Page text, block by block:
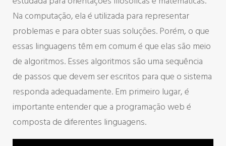
Na computação, ela é utilizada para representar
problemas e para obter suas soluções. Porém, o que
essas linguagens têm em comum é que elas são meio
de algoritmos. Esses algoritmos são uma sequência
de passos que devem ser escritos para que o sistema
responda adequadamente. Em primeiro lugar, é
importante entender que a programação web é
composta de diferentes linguagens.